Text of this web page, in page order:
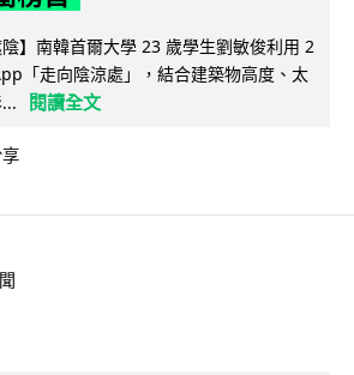
陰】南韓首爾大學 23 歲學生劉敏俊利用 2
「走向陰涼處」，結合建築物高度、太
閱讀全文